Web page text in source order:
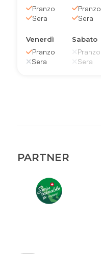
Pranzo
Sera
Pranzo
Sera
Venerdì
Pranzo
Sera
Sabato
Pranzo
Sera
PARTNER